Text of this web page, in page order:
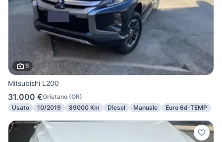
6
Mitsubishi L200
31.000 €Oristano (OR)
Usato
10/2019 89000 Km Diesel Manuale Euro 6d-TEMP